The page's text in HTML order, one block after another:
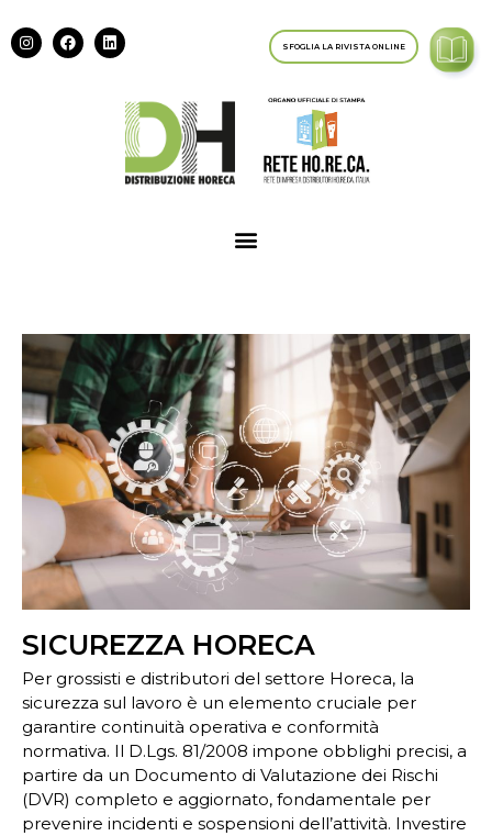
SFOGLIA LA RIVISTA ONLINE
SICUREZZA HORECA
Per grossisti e distributori del settore Horeca, la
sicurezza sul lavoro è un elemento cruciale per
garantire continuità operativa e conformità
normativa. Il D.Lgs. 81/2008 impone obblighi precisi, a
partire da un Documento di Valutazione dei Rischi
(DVR) completo e aggiornato, fondamentale per
prevenire incidenti e sospensioni dell’attività. Investire